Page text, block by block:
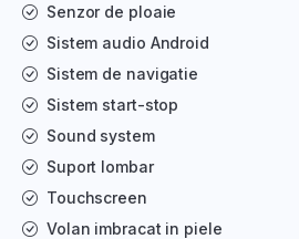
Senzor de ploaie
Sistem audio Android
Sistem de navigatie
Sistem start-stop
Sound system
Suport lombar
Touchscreen
Volan imbracat in piele